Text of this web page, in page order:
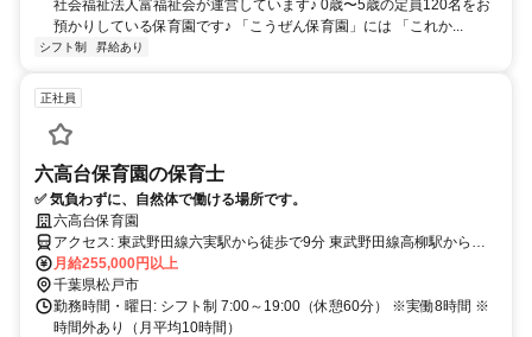
社会福祉法人富福祉会が運営しています♪ 0歳〜5歳の定員120名をお
預かりしている保育園です♪ 「こうぜん保育園」には 「これか...
シフト制 昇給あり
正社員
六高台保育園の保育士
✅ 気負わずに、自然体で働ける場所です。
六高台保育園
アクセス: 東武野田線六実駅から徒歩で9分 東武野田線高柳駅から徒
歩で18分
月給255,000円以上
千葉県松戸市
勤務時間・曜日: シフト制 7:00～19:00（休憩60分） ※実働8時間 ※
時間外あり（月平均10時間）